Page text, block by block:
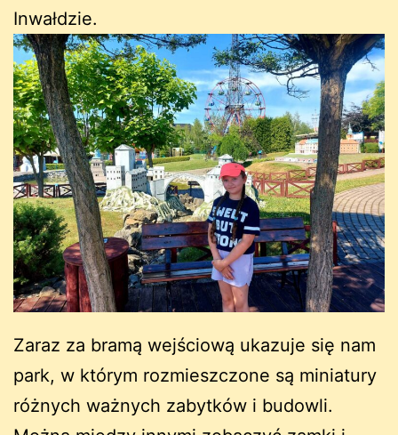
Inwałdzie.
Zaraz za bramą wejściową ukazuje się nam
park, w którym rozmieszczone są miniatury
różnych ważnych zabytków i budowli.